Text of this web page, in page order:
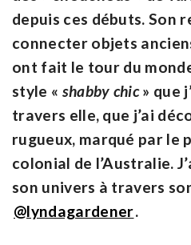
depuis ces débuts. Son
connecter objets
ont fait le tour du
style « shabby chic» que
travers elle, que j’ai
rugueux, marqué par le
colonial de l’Australie.
son univers à travers
@lyndagardener.